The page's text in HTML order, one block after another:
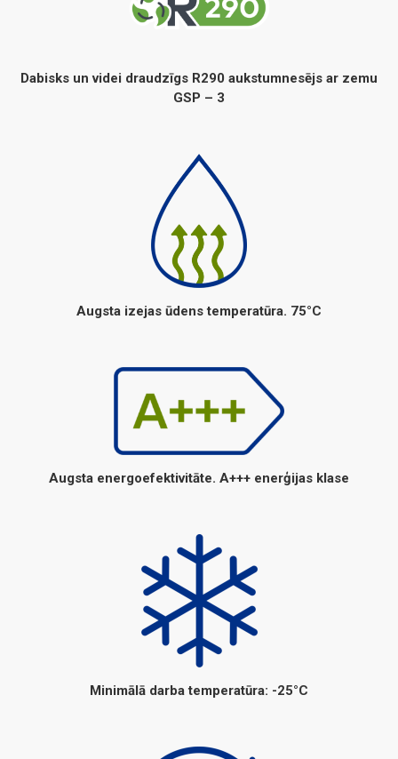
Dabisks un videi draudzīgs R290 aukstumnesējs ar zemu
GSP – 3
Augsta izejas ūdens temperatūra. 75°C
Augsta energoefektivitāte. A+++ enerģijas klase
Minimālā darba temperatūra: -25°C